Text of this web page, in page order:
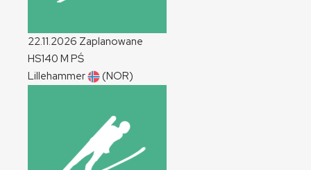
22.11.2026 Zaplanowane
HS140 M PŚ
Lillehammer
(NOR)